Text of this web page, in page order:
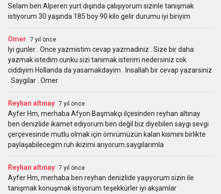
Selam ben Alperen yurt dışında çalışıyorum sizinle tanışmak
istiyorum 30 yaşında 185 boy 90 kilo gelir durumu iyi biriyim
Omer 7 yıl önce
Iyi gunler . Once yazmistim cevap yazmadiniz . Size bir daha
yazmak istedim cunku sizi tanimak isterim nedersiniz cok
ciddiyim Hollanda da yasamakdayim . Insallah bir cevap yazarsiniz
. Saygilar . Omer
Reyhan altınay 7 yıl önce
Ayfer Hm, merhaba Afyon Başmakçı ilçesinden reyhan altınay
ben denizlide ikamet ediyorum ben değil biz diyebilen saygı sevgi
çerçevesinde mutlu olmak için ömrümüzün kalan kısmını birlikte
paylaşabilecegim ruh ikizimi arıyorum.saygılarımla
Reyhan altınay 7 yıl önce
Ayfer Hm, merhaba ben reyhan denizlide yaşıyorum sizin ile
tanışmak konuşmak istiyorum teşekkürler iyi akşamlar